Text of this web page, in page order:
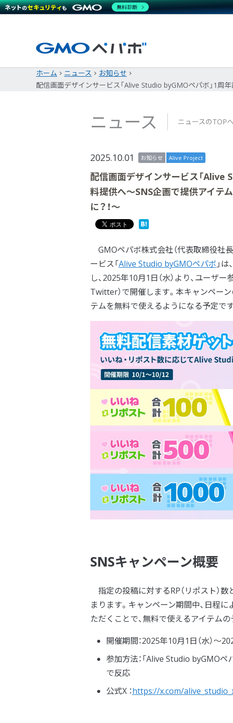
ホーム ニュース
お知らせ
配信画面デザインサービス「Alive Studio byGMOペパボ」1周
ニュース ニュースのTOP
2025.10.01 お知らせ Alive Project
配信画面デザインサービス「Alive
料提供へ～SNS企画で提供アイテ
に？！～
GMOペパボ株式会社（代表取締役社
ービス「Alive Studio byGMOペパボ 」
し、2025年10月1日（水）より、ユーザ
Twitter）で開催します。本キャンペー
テムを無料で使えるようになる予定です
SNSキャンペーン概要
指定の投稿に対するRP（リポスト）
まります。キャンペーン期間中、日程
ただくことで、無料で使えるアイテム
開催期間：2025年10月1日（水）～
参加方法：「Alive Studio byGMOペ
で反応
公式X ：https://x.com/
無料診断